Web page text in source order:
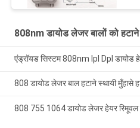
808nm डायोड लेजर बालों को
एंड्रॉयड सिस्टम 808nm Ipl Dpl डायोड
808 डायोड लेजर बाल हटाने स्थायी मुँहासे
808 755 1064 डायोड लेजर हेयर रिमूवल